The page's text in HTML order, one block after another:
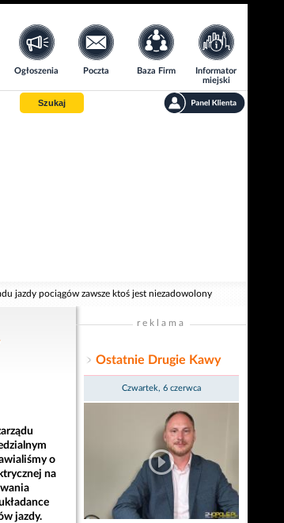
Ogłoszenia Poczta Baza Firm
Informator
miejski
Szukaj
jazdy pociągów zawsze ktoś jest niezadowolony
o
na
jazdy.
reklama
Ostatnie Drugie Kawy
Czwartek, 6 czerwca